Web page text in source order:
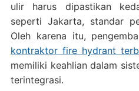
ulir harus dipastikan
seperti Jakarta, standar
Oleh karena itu,
kontraktor fire hydrant
memiliki keahlian dalam
terintegrasi.